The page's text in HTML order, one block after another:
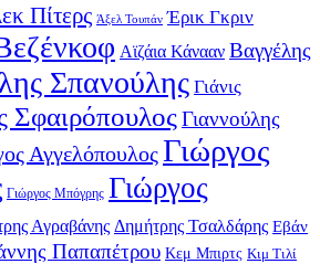
Πίτερς Άξελ Τουπάν Έρικ Γκριν
Αϊζάια Κάνααν Βαγγέλης
Σπανούλης Γιάνις
ΣφαιρόπουλοςΓιαννούλης
ΑγγελόπουλοςΓιώργος
Γιώργος Μπόγρης Γιώργος
Αγραβάνης Δημήτρης Τσαλδάρης Εβάν
Παπαπέτρου Κεμ Μπιρτς Κιμ Τιλί